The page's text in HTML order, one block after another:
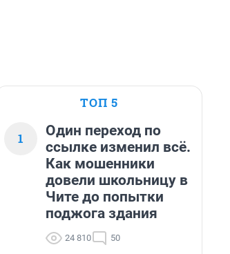
ТОП 5
1
Один переход по
ссылке изменил всё.
Как мошенники
довели школьницу в
Чите до попытки
поджога здания
24 810 50